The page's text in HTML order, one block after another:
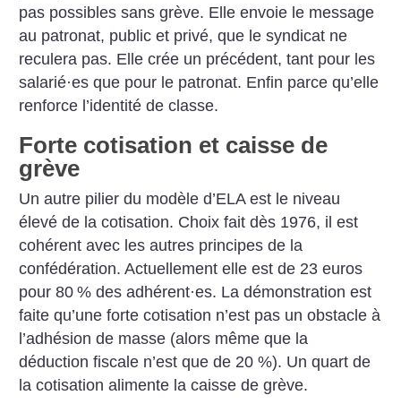
pas possibles sans grève. Elle envoie le message
au patronat, public et privé, que le syndicat ne
reculera pas. Elle crée un précédent, tant pour les
salarié·es que pour le patronat. Enfin parce qu’elle
renforce l’identité de classe.
Forte cotisation et caisse de
grève
Un autre pilier du modèle d’ELA est le niveau
élevé de la cotisation. Choix fait dès 1976, il est
cohérent avec les autres principes de la
confédération. Actuellement elle est de 23 euros
pour 80 % des adhérent·es. La démonstration est
faite qu’une forte cotisation n’est pas un obstacle à
l’adhésion de masse (alors même que la
déduction fiscale n’est que de 20 %). Un quart de
la cotisation alimente la caisse de grève.